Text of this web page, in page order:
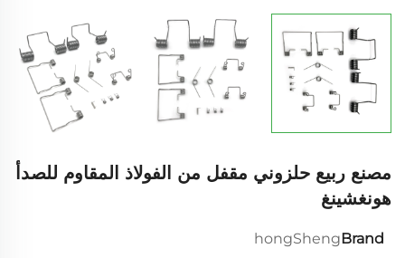
مصنع ربيع حلزوني مقفل من الفولاذ المقاوم للصدأ
هونغشينغ
Brand
hongSheng